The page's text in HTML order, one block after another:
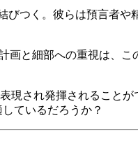
つく。彼らは預言者や
画と細部への重視は、
現され発揮されること
ているだろうか？